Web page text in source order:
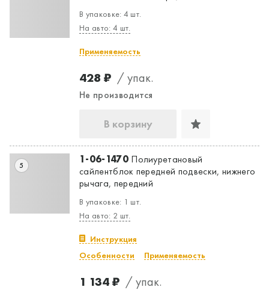
В упаковке: 4 шт.
На авто: 4 шт.
Применяемость
428 ₽ / упак.
Не производится
В корзину
5 1-06-1470Полиуретановый
сайлентблок передней подвески, нижнего
рычага, передний
В упаковке: 1 шт.
На авто: 2 шт.
Инструкция
Особенности
Применяемость
1 134 ₽ / упак.